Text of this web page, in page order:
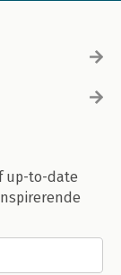
up-to-date